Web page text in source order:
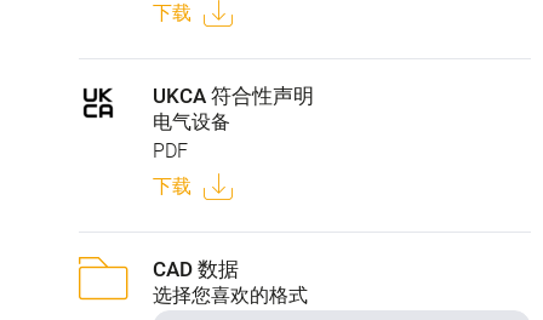
下载
UKCA 符合性声明
电气设备
PDF
下载
CAD 数据
选择您喜欢的格式